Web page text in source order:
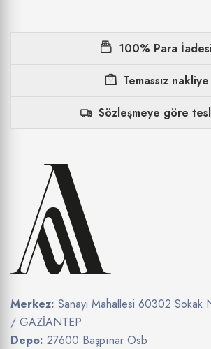
100% Para İadesi
Temassız nakliye
Sözleşmeye göre
Merkez: Sanayi Mahallesi 60302 Sokak
/ GAZİANTEP
Depo: 27600 Başpınar Osb